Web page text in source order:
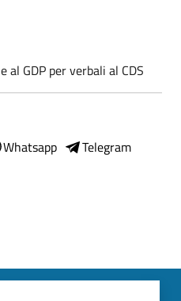
GDP per verbali al CDS
Whatsapp
Telegram